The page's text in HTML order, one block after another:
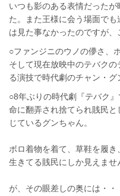
いつも影のある表情だった
た。また王様に会う場面で
は見た事なかったのですが、
○ファンジニのウノの儚さ、
そして現在放映中のテバク
る演技で時代劇のチャン・
○8年ぶりの時代劇『テバク
命に翻弄され捨てられ賎民と
じているグンちゃん。
ボロ着物を着て、草鞋を履
生きてる賎民にしか見えませ
が、その眼差しの奥には・・